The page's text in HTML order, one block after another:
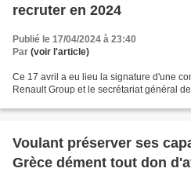
recruter en 2024
Publié le 17/04/2024 à 23:40
Par (voir l'article)
Ce 17 avril a eu lieu la signature d'une
Renault Group et le secrétariat général
Voulant préserver ses
Grèce dément tout don